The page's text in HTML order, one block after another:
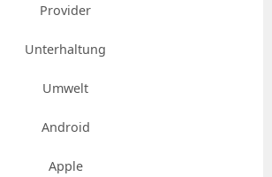
Provider
Unterhaltung
Umwelt
Android
Apple